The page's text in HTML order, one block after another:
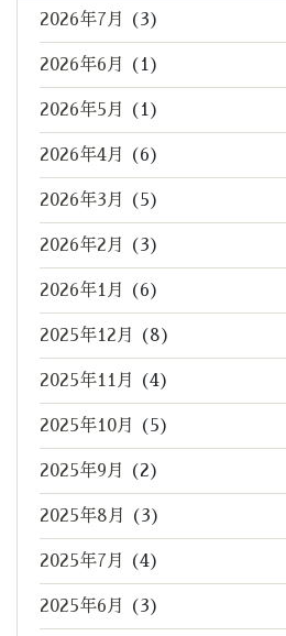
2026年7月 (3)
2026年6月 (1)
2026年5月 (1)
2026年4月 (6)
2026年3月 (5)
2026年2月 (3)
2026年1月 (6)
2025年12月 (8)
2025年11月 (4)
2025年10月 (5)
2025年9月 (2)
2025年8月 (3)
2025年7月 (4)
2025年6月 (3)